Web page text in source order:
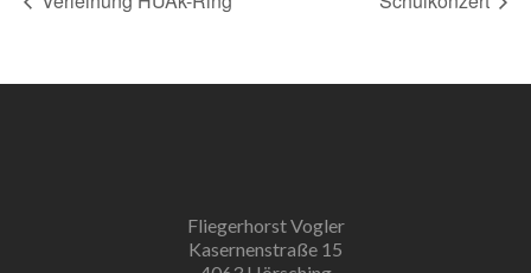
Fliegerhorst Vogler
Kasernenstraße 15